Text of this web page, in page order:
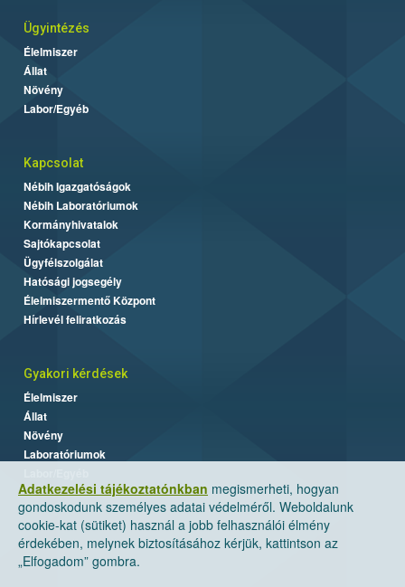
Adatkezelési tájékoztatónkban megismerheti, hogyan
gondoskodunk személyes adatai védelméről. Weboldalunk
cookie-kat (sütiket) használ a jobb felhasználói élmény
érdekében, melynek biztosításához kérjük, kattintson az
„Elfogadom” gombra.
Ügyintézés
Élelmiszer
Állat
Növény
Labor/Egyéb
Kapcsolat
Nébih Igazgatóságok
Nébih Laboratóriumok
Kormányhivatalok
Sajtókapcsolat
Ügyfélszolgálat
Hatósági jogsegély
Élelmiszermentő Központ
Hírlevél feliratkozás
Gyakori kérdések
Élelmiszer
Állat
Növény
Laboratóriumok